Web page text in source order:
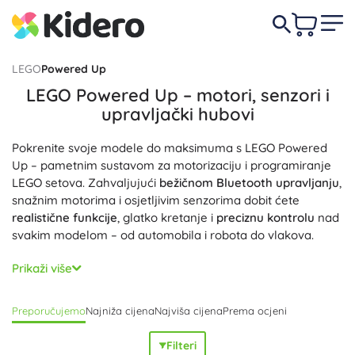
LEGOPowered Up
LEGO Powered Up – motori, senzori i
upravljački hubovi
Pokrenite svoje modele do maksimuma s LEGO Powered
Up – pametnim sustavom za motorizaciju i programiranje
LEGO setova. Zahvaljujući bežičnom Bluetooth upravljanju,
snažnim motorima i osjetljivim senzorima dobit ćete
realistične funkcije, glatko kretanje i preciznu kontrolu nad
svakim modelom – od automobila i robota do vlakova.
Platforma LEGO Powered Up povezuje Smart Hub, Technic
Hub i Move Hub, upravljačke kocke i daljinski upravljač u
Technic, LEGO City i LEGO vlakovima, pa lako možete
daljinskim upravljanjem
efektima i automatiziranim funkcijama. U aplikacijama
Prikaži više
PreporučujemoNajniža cijenaNajviša cijenaPrema ocjeni
Filteri